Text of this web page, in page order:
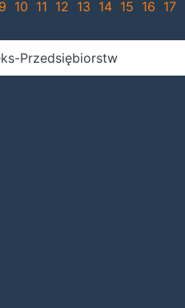
9 10 11 12 13 14 15 16 17
Przedsiębiorstw